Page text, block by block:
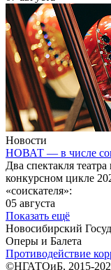
Новости
НОВАТ — в числе
Два спектакля
конкурсном цикле
«соискателя»:
05 августа
Показать ещё
Новосибирский
Оперы и Балета
Противодействие
©НГАТОиБ, 2015-